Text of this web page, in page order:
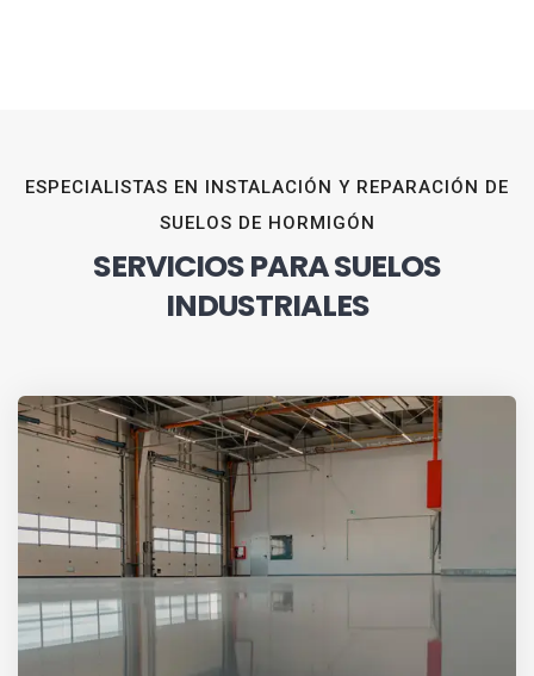
ESPECIALISTAS EN INSTALACIÓN Y REPARACIÓN DE
SUELOS DE HORMIGÓN
SERVICIOS PARA SUELOS
INDUSTRIALES